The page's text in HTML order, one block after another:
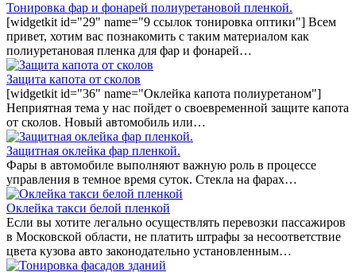
Тонировка фар и фонарей полиуретановой пленкой.
[widgetkit id="29" name="9 ссылок тонировка оптики"] Всем
привет, хотим вас познакомить с таким материалом как
полиуретановая пленка для фар и фонарей…
Защита капота от сколов
[widgetkit id="36" name="Оклейка капота полиуретаном"]
Неприятная тема у нас пойдет о своевременной защите капота
от сколов. Новый автомобиль или…
Защитная оклейка фар пленкой.
Фары в автомобиле выполняют важную роль в процессе
управления в темное время суток. Стекла на фарах…
Оклейка такси белой пленкой
Если вы хотите легально осуществлять перевозки пассажиров
в Московской области, не платить штрафы за несоответствие
цвета кузова авто законодательно установленным…